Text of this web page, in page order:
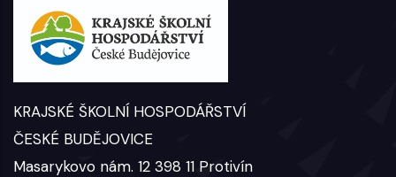
KRAJSKÉ ŠKOLNÍ HOSPODÁŘSTVÍ
ČESKÉ BUDĚJOVICE
Masarykovo nám. 12 398 11 Protivín